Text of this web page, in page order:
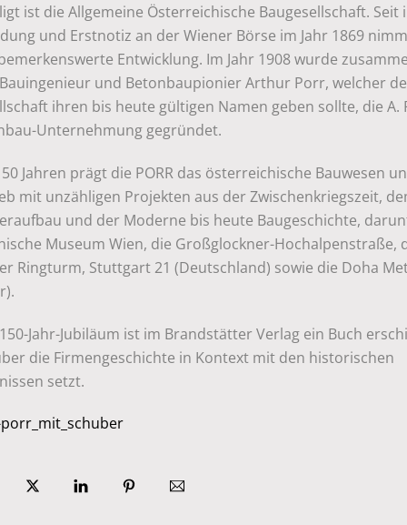
ist die Allgemeine Österreichische Baugesellschaft. Seit
und Erstnotiz an der Wiener Börse im Jahr 1869
Entwicklung. Im Jahr 1908 wurde
und Betonbaupionier Arthur Porr, welcher
ihren bis heute gültigen Namen geben sollte, die A.
Unternehmung gegründet.
Jahren prägt die PORR das österreichische Bauwesen
mit unzähligen Projekten aus der Zwischenkriegszeit,
und der Moderne bis heute Baugeschichte,
Museum Wien, die Großglockner-Hochalpenstraße,
Ringturm, Stuttgart 21 (Deutschland) sowie die Doha
Jahr-Jubiläum ist im Brandstätter Verlag ein Buch
die Firmengeschichte in Kontext mit den historischen
setzt.